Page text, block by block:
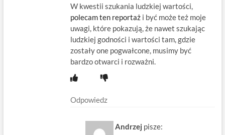
W kwestii szukania ludzkiej wartości,
polecam ten reportażi być może też moje
uwagi, które pokazują, że nawet szukając
ludzkiej godności i wartości tam, gdzie
zostały one pogwałcone, musimy być
bardzo otwarci i rozważni.
Odpowiedz
Andrzej pisze: